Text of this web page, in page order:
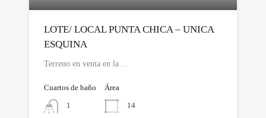
LOTE/ LOCAL PUNTA CHICA – UNICA
ESQUINA
Terreno en venta en la…
Cuartos de baño
1
Área
14